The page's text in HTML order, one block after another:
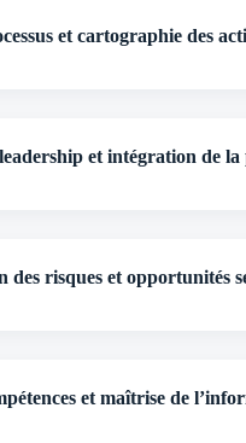
et cartographie des
et intégration de
risques et opportunités
et maîtrise de